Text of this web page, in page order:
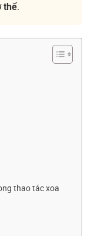
thể.
thao tác xoa